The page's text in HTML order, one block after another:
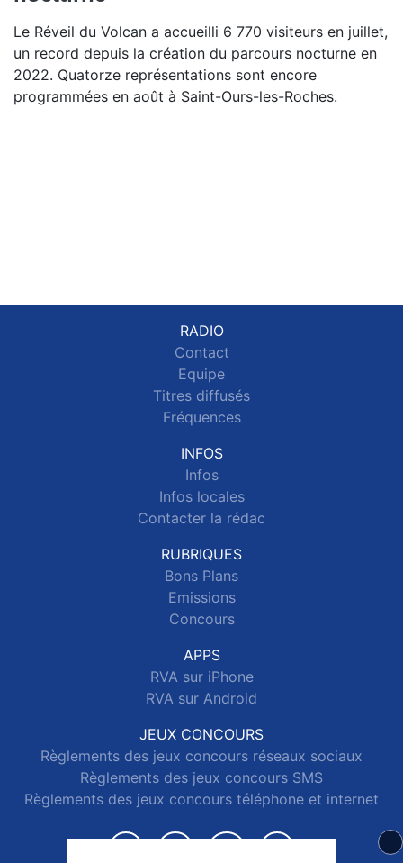
Le Réveil du Volcan a accueilli 6 770 visiteurs en juillet,
un record depuis la création du parcours nocturne en
2022. Quatorze représentations sont encore
programmées en août à Saint-Ours-les-Roches.
RADIO
Contact
Equipe
Titres diffusés
Fréquences
INFOS
Infos
Infos locales
Contacter la rédac
RUBRIQUES
Bons Plans
Emissions
Concours
APPS
RVA sur iPhone
RVA sur Android
JEUX CONCOURS
Règlements des jeux concours réseaux sociaux
Règlements des jeux concours SMS
Règlements des jeux concours téléphone et internet